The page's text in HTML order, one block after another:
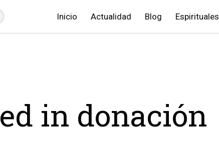
Inicio Actualidad Blog Espirituales
in donación